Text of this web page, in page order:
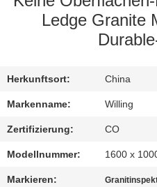
SIE
MIT
UNS
IN
VERBINDUNG
Ledge Granite
Herkunftsort: China
Markenname: Willing
Zertifizierung: CO
Modellnummer: 1600 x
Markieren: